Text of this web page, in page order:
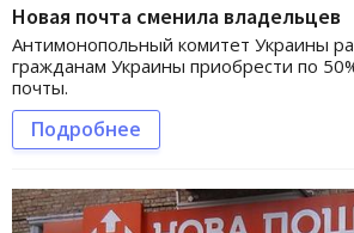
Новая почта сменила владельцев
Антимонопольный комитет Украины
гражданам Украины приобрести по
почты.
Подробнее